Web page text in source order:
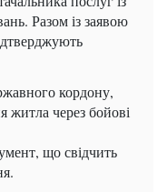
Разом із заявою
кордону,
через бойові
що свідчить